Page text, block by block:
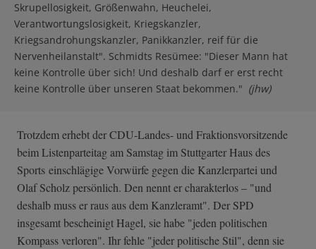
Skrupellosigkeit, Größenwahn, Heuchelei,
Verantwortungslosigkeit, Kriegskanzler,
Kriegsandrohungskanzler, Panikkanzler, reif für die
Nervenheilanstalt". Schmidts Resümee: "Dieser Mann hat
keine Kontrolle über sich! Und deshalb darf er erst recht
keine Kontrolle über unseren Staat bekommen." (jhw)
Trotzdem erhebt der CDU-Landes- und Fraktionsvorsitzende
beim Listenparteitag am Samstag im Stuttgarter Haus des
Sports einschlägige Vorwürfe gegen die Kanzlerpartei und
Olaf Scholz persönlich. Den nennt er charakterlos – "und
deshalb muss er raus aus dem Kanzleramt". Der SPD
insgesamt bescheinigt Hagel, sie habe "jeden politischen
Kompass verloren". Ihr fehle "jeder politische Stil", denn sie